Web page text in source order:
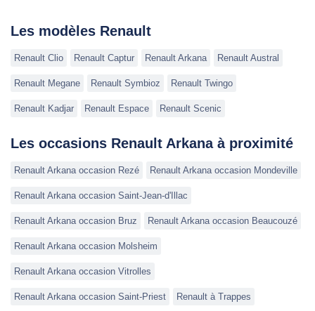
Les modèles Renault
Renault Clio Renault Captur Renault Arkana Renault Austral
Renault Megane Renault Symbioz Renault Twingo
Renault Kadjar Renault Espace Renault Scenic
Les occasions Renault Arkana à proximité
Renault Arkana occasion Rezé Renault Arkana occasion Mondeville
Renault Arkana occasion Saint-Jean-d'Illac
Renault Arkana occasion Bruz Renault Arkana occasion Beaucouzé
Renault Arkana occasion Molsheim
Renault Arkana occasion Vitrolles
Renault Arkana occasion Saint-Priest Renault à Trappes